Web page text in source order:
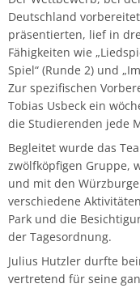
Deutschland
präsentierten, lief in
Fähigkeiten wie
Spiel“ (Runde 2) und
Zur spezifischen
Tobias Usbeck ein
die Studierenden jede
Begleitet wurde das
zwölfköpfigen Gruppe,
und mit den
verschiedene
Park und die
der Tagesordnung.
Julius Hutzler durfte
vertretend für seine
Musiktheorie
Orchesterleitung
Percussion
Streichinstrumente
Master of Music in
Master of Music in
Günther Wich
Johannes Wolf
Musikwissenschaft/
Fachgruppe
Fachgruppe